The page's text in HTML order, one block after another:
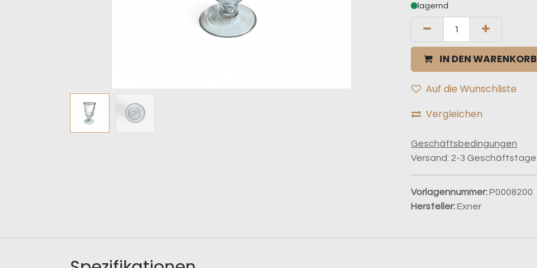
lagernd
IN DEN WARENKORB
Auf die Wunschliste
Vergleichen
Geschäftsbedingungen
Versand: 2-3 Geschäftstage
Vorlagennummer:P0008200
Hersteller:Exner